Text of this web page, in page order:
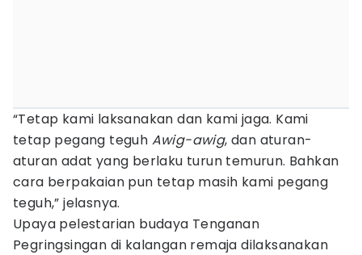
“Tetap kami laksanakan dan kami jaga. Kami
tetap pegang teguh Awig-awig, dan aturan-
aturan adat yang berlaku turun temurun. Bahkan
cara berpakaian pun tetap masih kami pegang
teguh,” jelasnya.
Upaya pelestarian budaya Tenganan
Pegringsingan di kalangan remaja dilaksanakan